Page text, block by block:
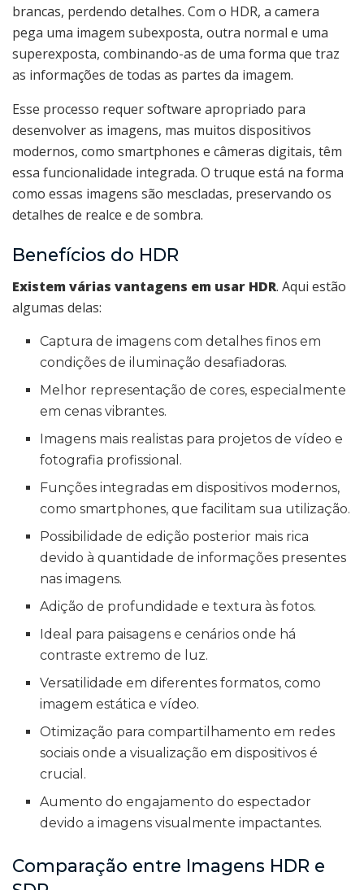
brancas, perdendo detalhes. Com o HDR, a camera
pega uma imagem subexposta, outra normal e uma
superexposta, combinando-as de uma forma que traz
as informações de todas as partes da imagem.
Esse processo requer software apropriado para
desenvolver as imagens, mas muitos dispositivos
modernos, como smartphones e câmeras digitais, têm
essa funcionalidade integrada. O truque está na forma
como essas imagens são mescladas, preservando os
detalhes de realce e de sombra.
Benefícios do HDR
Existem várias vantagens em usar HDR. Aqui estão
algumas delas:
Captura de imagens com detalhes finos em
condições de iluminação desafiadoras.
Melhor representação de cores, especialmente
em cenas vibrantes.
Imagens mais realistas para projetos de vídeo e
fotografia profissional.
Funções integradas em dispositivos modernos,
como smartphones, que facilitam sua utilização.
Possibilidade de edição posterior mais rica
devido à quantidade de informações presentes
nas imagens.
Adição de profundidade e textura às fotos.
Ideal para paisagens e cenários onde há
contraste extremo de luz.
Versatilidade em diferentes formatos, como
imagem estática e vídeo.
Otimização para compartilhamento em redes
sociais onde a visualização em dispositivos é
crucial.
Aumento do engajamento do espectador
devido a imagens visualmente impactantes.
Comparação entre Imagens HDR e